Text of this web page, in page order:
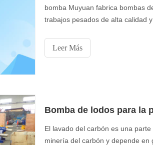
bomba Muyuan fabrica bombas
trabajos pesados ​​de alta calidad
resistentes. Fabricada con los
de su clase, esta bomba de lodos
Leer Más
El lavado del carbón es una
minería del carbón y depende en